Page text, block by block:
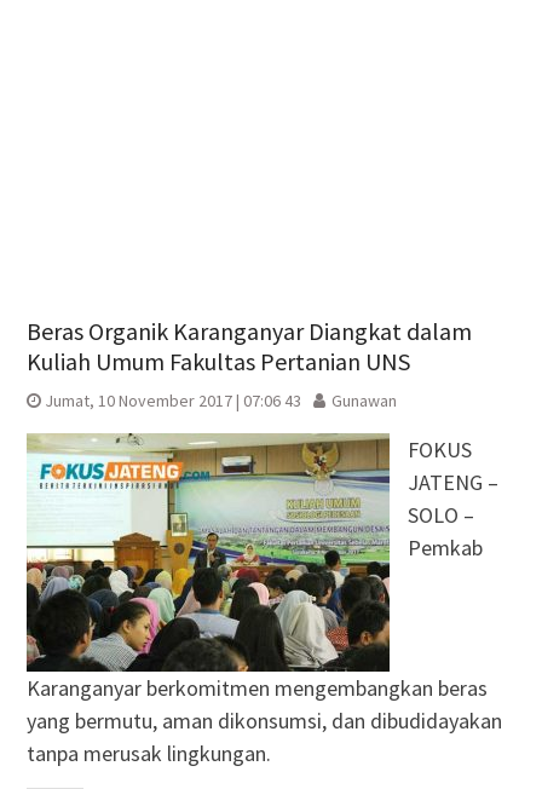
Beras Organik Karanganyar Diangkat dalam
Kuliah Umum Fakultas Pertanian UNS
Jumat, 10 November 2017 | 07:06 43 Gunawan
FOKUS
JATENG –
SOLO –
Pemkab
Karanganyar berkomitmen mengembangkan beras
yang bermutu, aman dikonsumsi, dan dibudidayakan
tanpa merusak lingkungan.